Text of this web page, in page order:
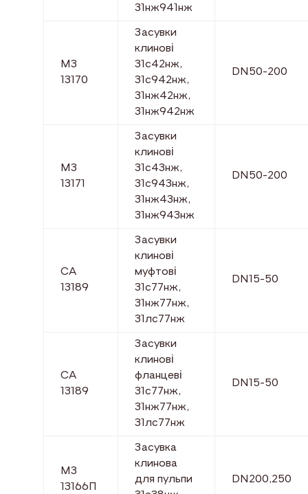
31нж941нж
МЗ
13170
Засувки
клинові
31с42нж,
31с942нж,
31нж42нж,
31нж942нж
DN50-200
МЗ
13171
Засувки
клинові
31с43нж,
31с943нж,
31нж43нж,
31нж943нж
DN50-200
СА
13189
Засувки
клинові
муфтові
31с77нж,
31нж77нж,
31лс77нж
DN15-50
СА
13189
Засувки
клинові
фланцеві
31с77нж,
31нж77нж,
31лс77нж
DN15-50
МЗ
13166П
Засувка
клинова
для пульпи
DN200,250